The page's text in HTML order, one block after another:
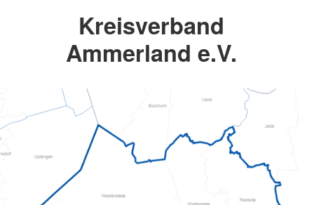
Kreisverband
Ammerland e.V.